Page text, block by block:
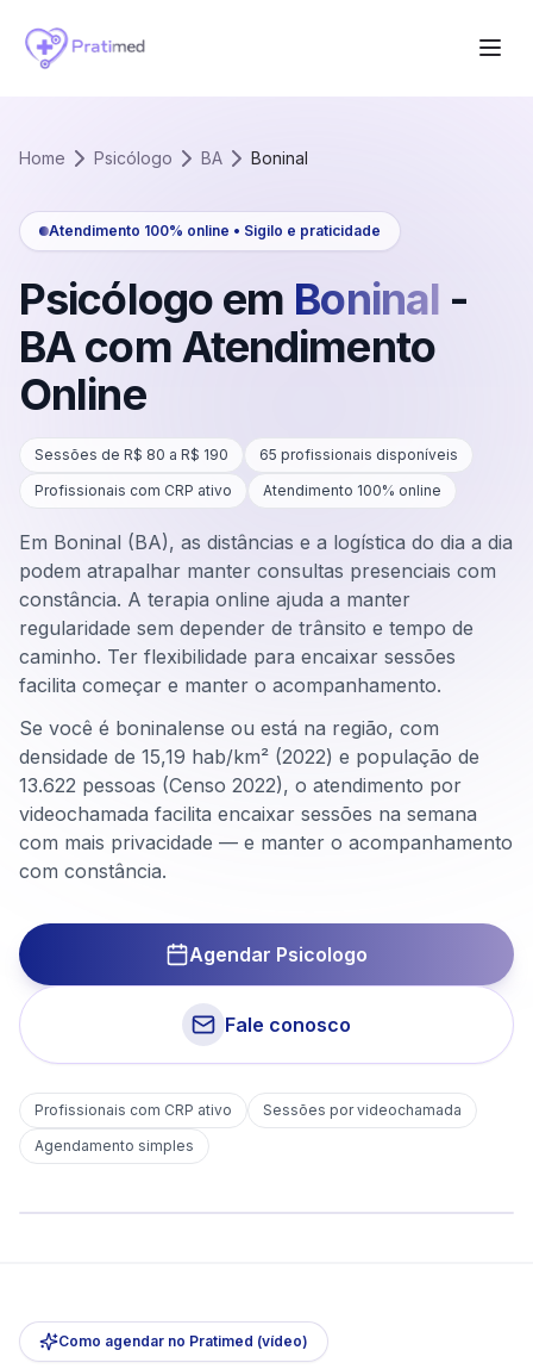
Home Psicólogo BA Boninal
Atendimento 100% online • Sigilo e praticidade
Psicólogo em Boninal -
BAcom Atendimento
Online
Sessões de R$ 80 a R$ 190 65 profissionais disponíveis
Profissionais com CRP ativo
Atendimento 100% online
Em Boninal (BA), as distâncias e a logística do dia a dia
podem atrapalhar manter consultas presenciais com
constância. A terapia online ajuda a manter
regularidade sem depender de trânsito e tempo de
caminho. Ter flexibilidade para encaixar sessões
facilita começar e manter o acompanhamento.
Se você é boninalense ou está na região, com
densidade de 15,19 hab/km² (2022) e população de
13.622 pessoas (Censo 2022), o atendimento por
videochamada facilita encaixar sessões na semana
com mais privacidade — e manter o acompanhamento
com constância.
Agendar Psicologo
Fale conosco
Profissionais com CRP ativo
Sessões por videochamada
Agendamento simples
Como agendar no Pratimed (vídeo)